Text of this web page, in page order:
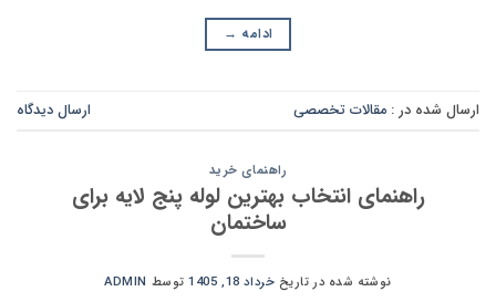
ادامه →
ارسال شده در : مقالات تخصصی ارسال دیدگاه
راهنمای خرید
راهنمای انتخاب بهترین لوله پنج لایه برای
ساختمان
نوشته شده در تاریخ خرداد 18, 1405 توسط ADMIN